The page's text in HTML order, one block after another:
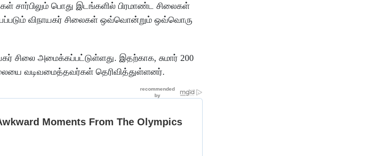
பொது இடங்களில் பிரமாண்ட சிலைகள்
விநாயகர் சிலைகள் ஒவ்வொன்றும் ஒவ்வொரு
சிலை அமைக்கப்பட்டுள்ளது. இதற்காக, சுமார் 200
வடிவமைத்தவர்கள் தெரிவித்துள்ளனர்.